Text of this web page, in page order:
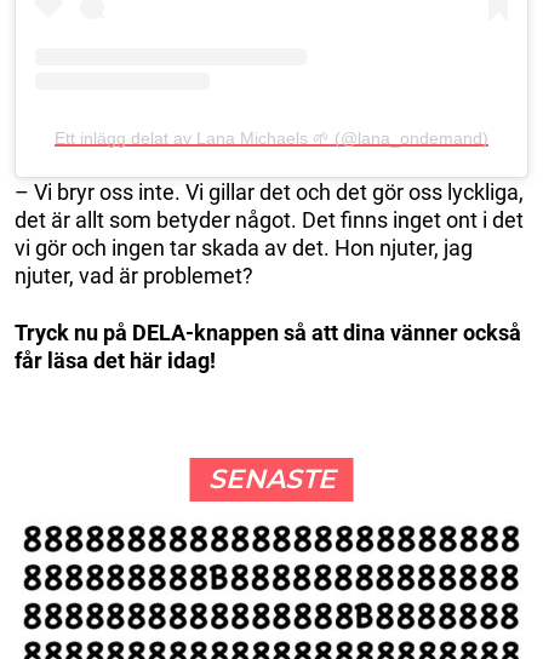
Ett inlägg delat av Lana Michaels 🌱 (@lana_ondemand)
– Vi bryr oss inte. Vi gillar det och det gör oss lyckliga,
det är allt som betyder något. Det finns inget ont i det
vi gör och ingen tar skada av det. Hon njuter, jag
njuter, vad är problemet?
Tryck nu på DELA-knappen så att dina vänner också
får läsa det här idag!
SENASTE